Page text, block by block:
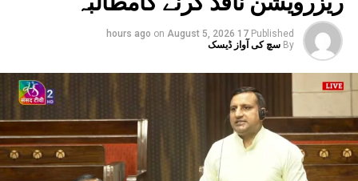
Published
17 hours ago
on August 5, 2026
By سچ کی آواز ڈیسک